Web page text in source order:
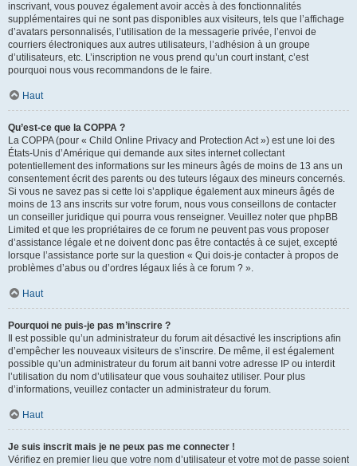
inscrivant, vous pouvez également avoir accès à des fonctionnalités
supplémentaires qui ne sont pas disponibles aux visiteurs, tels que l’affichage
d’avatars personnalisés, l’utilisation de la messagerie privée, l’envoi de
courriers électroniques aux autres utilisateurs, l’adhésion à un groupe
d’utilisateurs, etc. L’inscription ne vous prend qu’un court instant, c’est
pourquoi nous vous recommandons de le faire.
Haut
Qu’est-ce que la COPPA ?
La COPPA (pour « Child Online Privacy and Protection Act ») est une loi des
États-Unis d’Amérique qui demande aux sites internet collectant
potentiellement des informations sur les mineurs âgés de moins de 13 ans un
consentement écrit des parents ou des tuteurs légaux des mineurs concernés.
Si vous ne savez pas si cette loi s’applique également aux mineurs âgés de
moins de 13 ans inscrits sur votre forum, nous vous conseillons de contacter
un conseiller juridique qui pourra vous renseigner. Veuillez noter que phpBB
Limited et que les propriétaires de ce forum ne peuvent pas vous proposer
d’assistance légale et ne doivent donc pas être contactés à ce sujet, excepté
lorsque l’assistance porte sur la question « Qui dois-je contacter à propos de
problèmes d’abus ou d’ordres légaux liés à ce forum ? ».
Haut
Pourquoi ne puis-je pas m’inscrire ?
Il est possible qu’un administrateur du forum ait désactivé les inscriptions afin
d’empêcher les nouveaux visiteurs de s’inscrire. De même, il est également
possible qu’un administrateur du forum ait banni votre adresse IP ou interdit
l’utilisation du nom d’utilisateur que vous souhaitez utiliser. Pour plus
d’informations, veuillez contacter un administrateur du forum.
Haut
Je suis inscrit mais je ne peux pas me connecter !
Vérifiez en premier lieu que votre nom d’utilisateur et votre mot de passe soient